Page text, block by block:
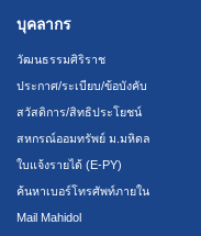
บุคลากร
วัฒนธรรมศิริราช
ประกาศ/ระเบียบ/ข้อบังคับ
สวัสดิการ/สิทธิประโยชน์
สหกรณ์ออมทรัพย์ ม.มหิดล
ใบแจ้งรายได้ (E-PY)
ค้นหาเบอร์โทรศัพท์ภายใน
Mail Mahidol